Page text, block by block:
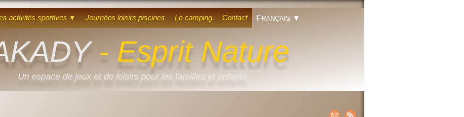
activités sportives ▼ Journées loisirs piscines Le camping Contact Français ▼
- Esprit Nature
Un espace de jeux et de loisirs pour les familles et enfants